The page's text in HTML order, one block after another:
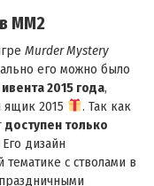
MM2
Murder Mystery
его можно было
2015 года,
2015
. Так как
доступен только
дизайн
с стволами в